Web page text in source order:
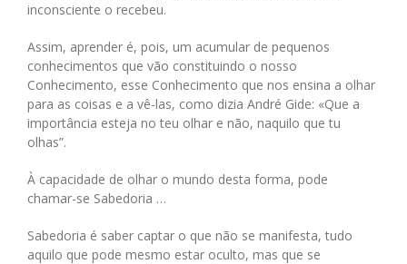
inconsciente o recebeu.
Assim, aprender é, pois, um acumular de pequenos
conhecimentos que vão constituindo o nosso
Conhecimento, esse Conhecimento que nos ensina a olhar
para as coisas e a vê-las, como dizia André Gide: «Que a
importância esteja no teu olhar e não, naquilo que tu
olhas”.
À capacidade de olhar o mundo desta forma, pode
chamar-se Sabedoria …
Sabedoria é saber captar o que não se manifesta, tudo
aquilo que pode mesmo estar oculto, mas que se